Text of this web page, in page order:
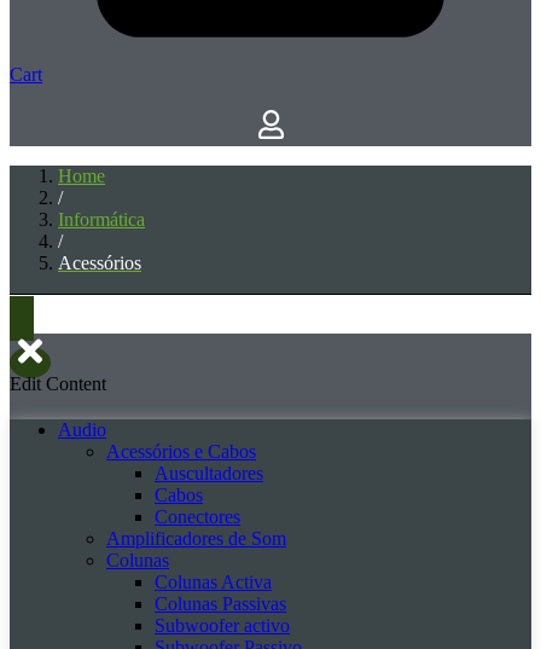
Cart
Home
/
Informática
/
Acessórios
Edit Content
Audio
Acessórios e Cabos
Auscultadores
Cabos
Conectores
Amplificadores de Som
Colunas
Colunas Activa
Colunas Passivas
Subwoofer activo